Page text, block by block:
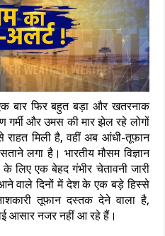
बार फिर बहुत बड़ा और खतरनाक
गर्मी और उमस की मार झेल रहे लोगों
राहत मिली है, वहीं अब आंधी-तूफान
लगा है। भारतीय मौसम विज्ञान
लिए एक बेहद गंभीर चेतावनी जारी
वाले दिनों में देश के एक बड़े हिस्से
तूफान दस्तक देने वाला है,
आसार नजर नहीं आ रहे हैं।